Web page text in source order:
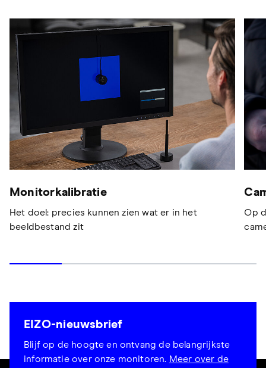
Monitorkalibratie
Het doel: precies kunnen zien wat er in het
beeldbestand zit
Op
EIZO-nieuwsbrief
Blijf op de hoogte en ontvang de belangrijkste
informatie over onze monitoren. Meer over de